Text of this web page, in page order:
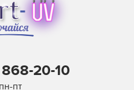
20-10
пт